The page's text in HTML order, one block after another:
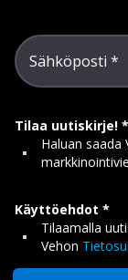
Sähköposti
Tilaa uutiskirje!
Haluan saada
Käyttöehdot
Tilaamalla
Vehon